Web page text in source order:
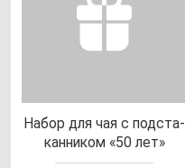
Набор для чая с под­ста­
кан­ни­ком «50 лет»